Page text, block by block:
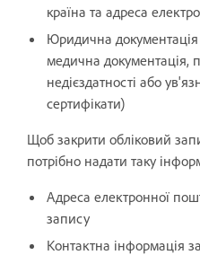
країна та адреса
Юридична документація
медична документація,
недієздатності або
сертифікати)
Щоб закрити обліковий
потрібно надати таку
Адреса електронної
запису
Контактна інформація